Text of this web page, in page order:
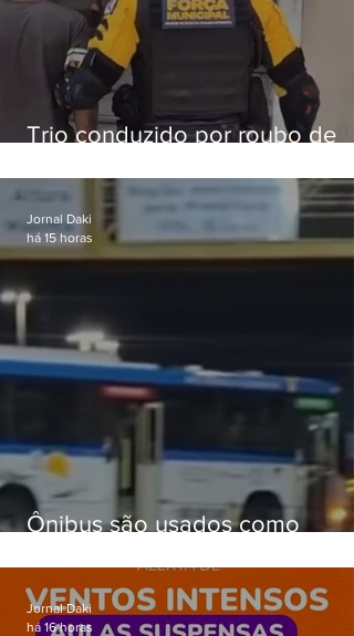
Trio conduzido por roubo de
passagens
Ônibus são usados como
Gardênia Azul
Jornal Daki
há 15 horas
Jornal Daki
há 16 horas